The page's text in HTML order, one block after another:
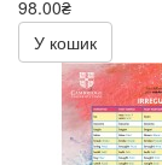
98.00₴
196.00₴
У кошик